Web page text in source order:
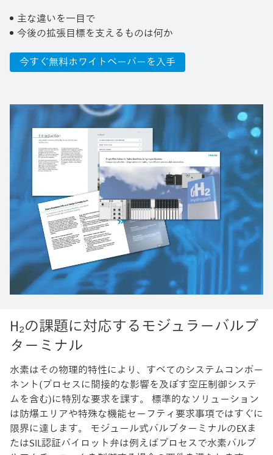
主な違いを一目で ​
今後の拡張目標を支えるものは何か
今すぐ無料ホワイトペーパーを入手
H₂の課題に対応するモジュラーバルブ
ターミナル
水素はその物理的特性により、すべてのシステムコンポー
ネント(プロセスに間接的な影響を及ぼす空圧制御システ
ムを含む)に特別な要求を課す。 標準的なソリューション
は防爆エリアや特殊な機能セーフティ要求事項ではすぐに
限界に達します。 モジュール式バルブターミナルのEXま
たはSIL認証パイロット弁は例えばプロセスで水素バルブ